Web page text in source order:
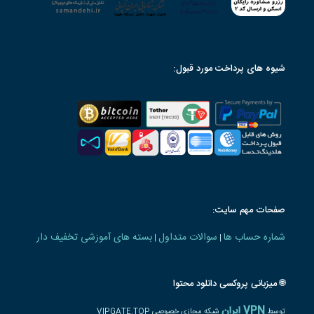
شیوه های پرداخت مورد قبول:
صفحات مهم سایت:
شماره حساب ها | سوالات متداول | بسته های آموزشی تخفیف دار
🌐 میزبانی پروکسی دانلود محتوا